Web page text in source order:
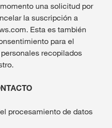
una solicitud por
la suscripción a
Esta es también
para el
recopilados
procesamiento de datos